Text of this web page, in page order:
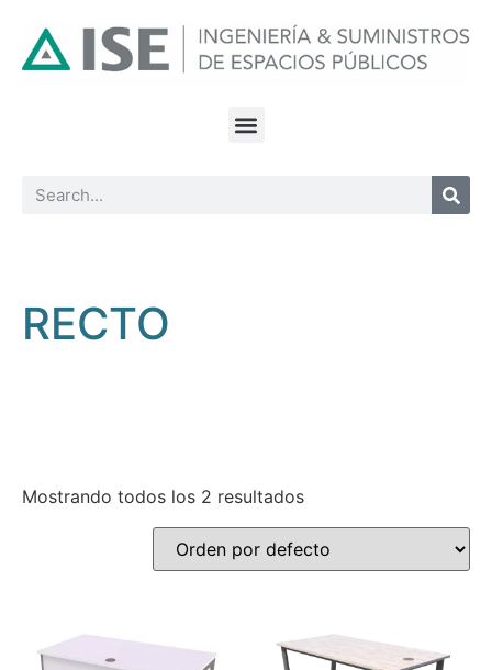
RECTO
Mostrando todos los 2 resultados